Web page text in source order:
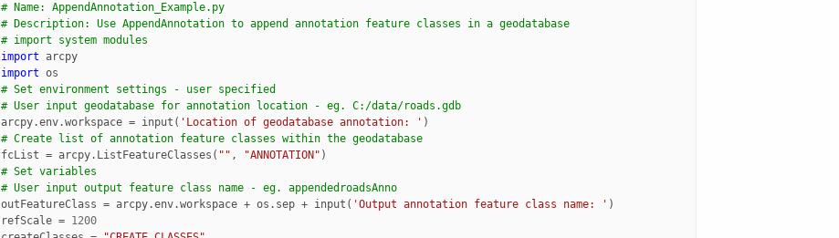
# Name: AppendAnnotation_Example.py
# Description: Use AppendAnnotation to append annotation feature classes in a geodatabase
# import system modules
import arcpy
import os
# Set environment settings - user specified
# User input geodatabase for annotation location - eg. C:/data/roads.gdb
arcpy.env.workspace = input ( 'Location of geodatabase annotation: ' )
# Create list of annotation feature classes within the geodatabase
fcList = arcpy. ListFeatureClasses ( "" , "ANNOTATION" )
# Set variables
# User input output feature class name - eg. appendedroadsAnno
outFeatureClass = arcpy.env.workspace + os . sep + input ( 'Output annotation feature class name: ' )
refScale = 1200